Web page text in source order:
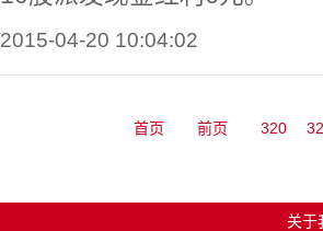
2015-04-20 10:04:02
首页 前页 320
关于